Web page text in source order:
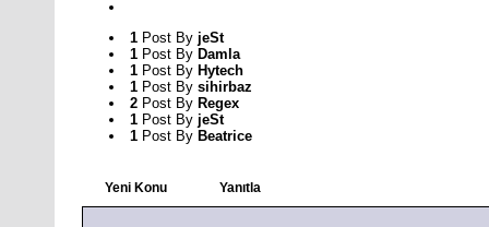
1 Post By jeSt
1 Post By Damla
1 Post By Hytech
1 Post By sihirbaz
2 Post By Regex
1 Post By jeSt
1 Post By Beatrice
Yeni Konu Yanıtla